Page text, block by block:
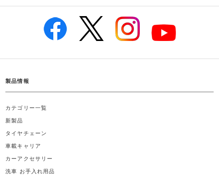
製品情報
カテゴリー一覧
新製品
タイヤチェーン
車載キャリア
カーアクセサリー
洗車 お手入れ用品